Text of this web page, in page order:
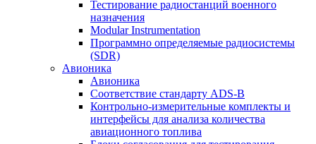
Тестирование радиостанций военного
назначения
Modular Instrumentation
Программно определяемые радиосистемы
(SDR)
Авионика
Авионика
Соответствие стандарту ADS-B
Контрольно-измерительные комплекты и
интерфейсы для анализа количества
авиационного топлива